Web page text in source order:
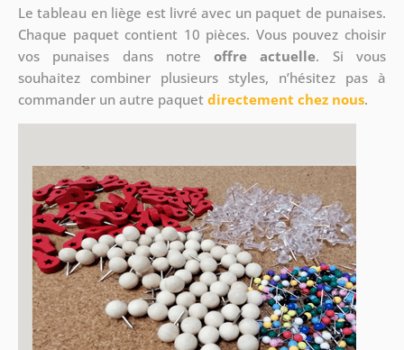
Le tableau en liège est livré avec un paquet de punaises.
Chaque paquet contient 10 pièces. Vous pouvez choisir
vos punaises dans notreoffre actuelle. Si vous
souhaitez combiner plusieurs styles, n’hésitez pas à
commander un autre paquet directement chez nous.